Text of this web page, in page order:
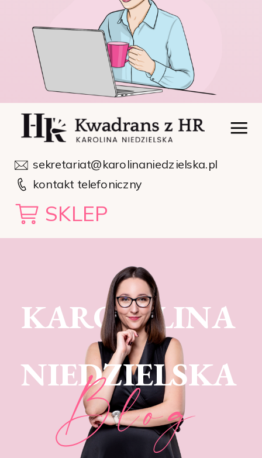
sekretariat@karolinaniedzielska.pl
kontakt telefoniczny
SKLEP
KARO LINA
NIEDZIELSKA
Blog